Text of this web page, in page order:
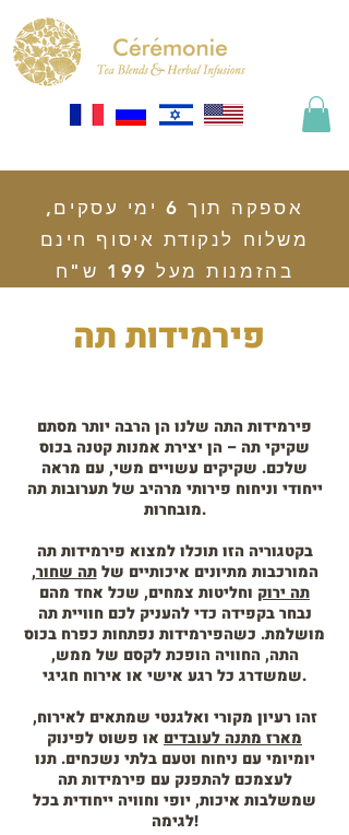
אספקה תוך 6 ימי עסקים,
משלוח לנקודת איסוף חינם
בהזמנות מעל 199 ש"ח
פירמידות תה
פירמידות התה שלנו הן הרבה יותר מסתם
שקיקי תה – הן יצירת אמנות קטנה בכוס
שלכם. שקיקים עשויים משי, עם מראה
ייחודי וניחוח פירותי מרהיב של תערובות תה
מובחרות.
בקטגוריה הזו תוכלו למצוא פירמידות תה
המורכבות מתיונים איכותיים שלתה שחור,
תה ירוק וחליטות צמחים, שכל אחד מהם
נבחר בקפידה כדי להעניק לכם חוויית תה
מושלמת. כשהפירמידות נפתחות כפרח בכוס
התה, החוויה הופכת לקסם של ממש,
שמשדרג כל רגע אישי או אירוח חגיגי.
זהו רעיון מקורי ואלגנטי שמתאים לאירוח,
מארז מתנה לעובדים או פשוט לפינוק
יומיומי עם ניחוח וטעם בלתי נשכחים. תנו
לעצמכם להתפנק עם פירמידות תה
שמשלבות איכות, יופי וחוויה ייחודית בכל
לגימה!